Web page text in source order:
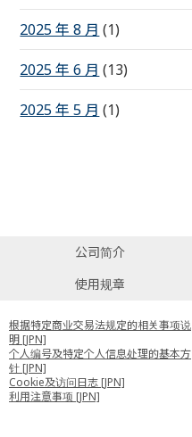
2025 年 8 月 (1)
2025 年 6 月 (13)
2025 年 5 月 (1)
公司简介
使用规章
根据特定商业交易法规定的相关事项说
明 [JPN]
个人编号及特定个人信息处理的基本方
针 [JPN]
Cookie及访问日志 [JPN]
利用注意事项 [JPN]